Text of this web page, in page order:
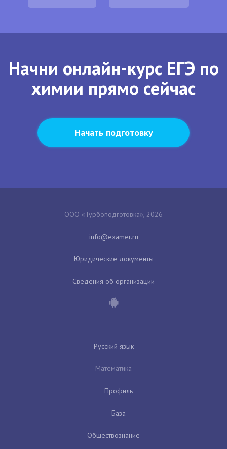
Начни онлайн-курс ЕГЭ по
химии прямо сейчас
Начать подготовку
ООО «Турбоподготовка», 2026
Юридические документы
Сведения об организации
Русский язык
Математика
Профиль
База
Обществознание